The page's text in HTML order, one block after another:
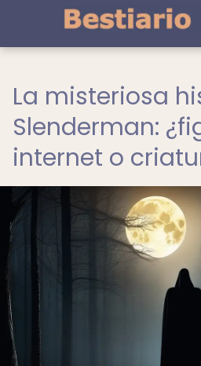
La misteriosa
Slenderman:
internet o